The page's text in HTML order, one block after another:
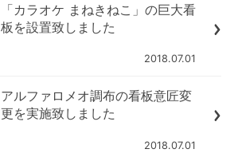
「カラオケ まねきねこ」の巨大看
板を設置致しました
2018.07.01
アルファロメオ調布の看板意匠変
更を実施致しました
2018.07.01